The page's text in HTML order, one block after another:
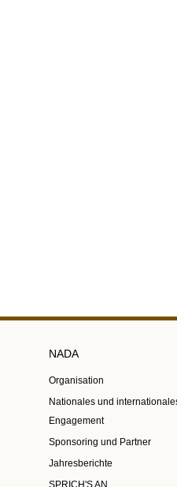
NADA
Organisation
Nationales und
Engagement
Sponsoring und Partner
Jahresberichte
SPRICH'S AN